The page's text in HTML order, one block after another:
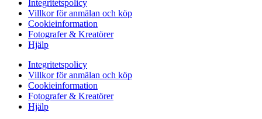
Integritetspolicy
Villkor för anmälan och köp
Cookieinformation
Fotografer & Kreatörer
Hjälp
Integritetspolicy
Villkor för anmälan och köp
Cookieinformation
Fotografer & Kreatörer
Hjälp